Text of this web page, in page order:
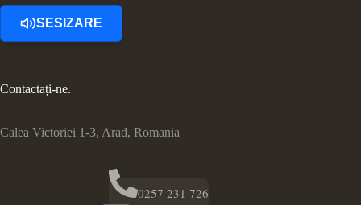
SESIZARE
Contactați-ne.
Calea Victoriei 1-3, Arad, Romania
0257 231 726